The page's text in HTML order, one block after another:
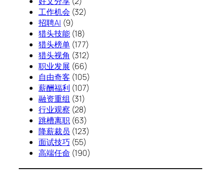
工作机会 (32)
招聘AI (9)
猎头技能(18)
猎头榜单(177)
猎头视角 (312)
职业发展 (66)
自由奇客 (105)
薪酬福利 (107)
融资重组 (31)
行业观察 (28)
跳槽离职(63)
降薪裁员 (123)
面试技巧 (55)
高端任命 (190)